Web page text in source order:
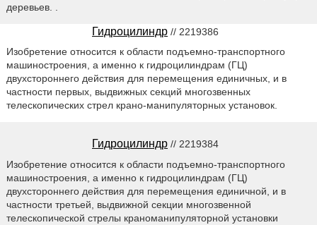
деревьев. .
Гидроцилиндр // 2219386
Изобретение относится к области подъемно-транспортного
машиностроения, а именно к гидроцилиндрам (ГЦ)
двухстороннего действия для перемещения единичных, и в
частности первых, выдвижных секций многозвенных
телескопических стрел крано-манипуляторных установок.
Гидроцилиндр // 2219384
Изобретение относится к области подъемно-транспортного
машиностроения, а именно к гидроцилиндрам (ГЦ)
двухстороннего действия для перемещения единичной, и в
частности третьей, выдвижной секции многозвенной
телескопической стрелы краноманипуляторной установки